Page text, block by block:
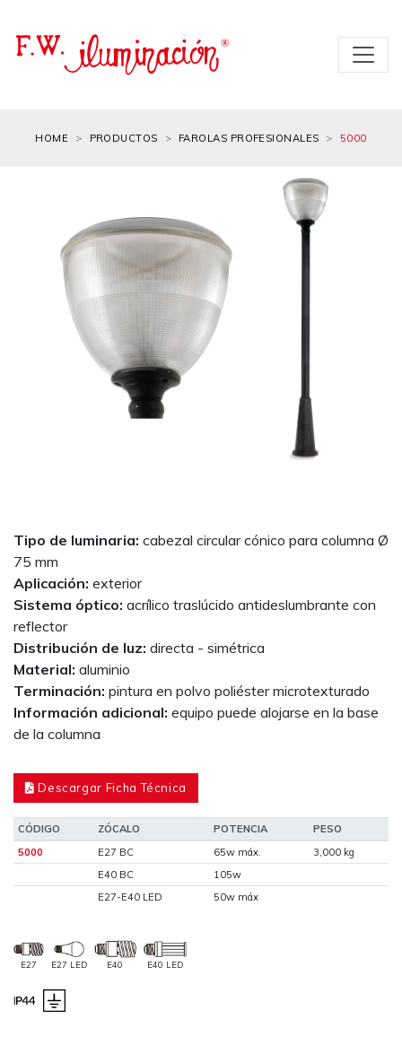
HOME PRODUCTOS FAROLAS PROFESIONALES 5000
Tipo de luminaria: cabezal circular cónico para columna Ø
75 mm
Aplicación: exterior
Sistema óptico: acrílico traslúcido antideslumbrante con
reflector
Distribución de luz: directa - simétrica
Material: aluminio
Terminación: pintura en polvo poliéster microtexturado
Información adicional: equipo puede alojarse en la base
de la columna
Descargar Ficha Técnica
CÓDIGO ZÓCALO POTENCIA
PESO
5000
E27 BC 65w máx.
3,000 kg
E40 BC
105w
E27-E40 LED
50w máx
E27 E27 LED E40 E40 LED